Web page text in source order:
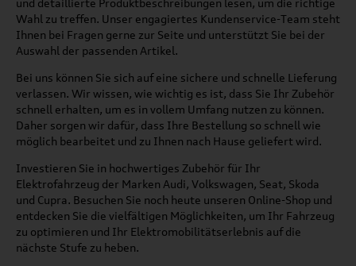
Wahl zu treffen. Unser engagiertes Kundenservice-Team steht
Ihnen bei Fragen gerne zur Seite und unterstützt Sie bei der
Auswahl der passenden Artikel.
Bei uns können Sie sich auf eine sichere und schnelle Lieferung
verlassen. Wir wissen, wie wichtig es ist, dass Sie Ihr Zubehör
schnell erhalten, um es in vollem Umfang nutzen zu können.
Daher sorgen wir dafür, dass Ihre Bestellung so schnell wie
möglich bearbeitet und zu Ihnen nach Hause geliefert wird.
Investieren Sie in hochwertiges Zubehör für Ihr
Elektrofahrzeug der Marken Audi, Volkswagen, Seat, Skoda
und Cupra. Besuchen Sie noch heute unseren Online-Shop und
entdecken Sie die vielfältigen Möglichkeiten, um Ihr Fahrzeug
zu optimieren und Ihr Elektromobilitätserlebnis auf die
nächste Stufe zu heben.